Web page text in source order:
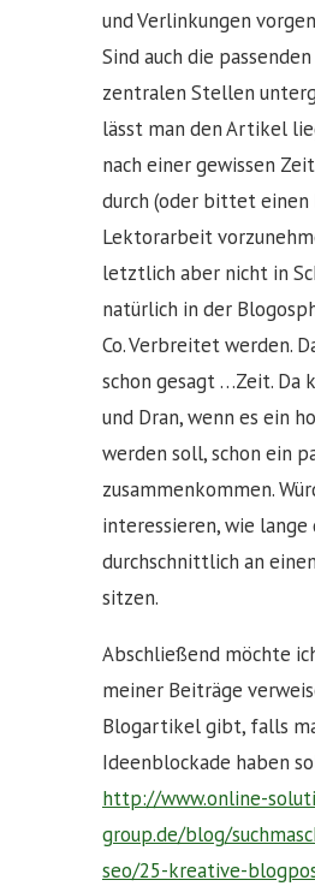
und Verlinkungen
Sind auch die
zentralen Stellen
lässt man den Artikel
nach einer gewissen
durch (oder bittet einen
Lektorarbeit
letztlich aber nicht in
natürlich in der
Co. Verbreitet werden.
schon gesagt …Zeit. Da
und Dran, wenn es ein
werden soll, schon ein
zusammenkommen.
interessieren, wie
durchschnittlich an
sitzen.
Abschließend möchte
meiner Beiträge
Blogartikel gibt, falls
Ideenblockade haben
http://www.online-
group.de/blog/
seo/25-kreative-